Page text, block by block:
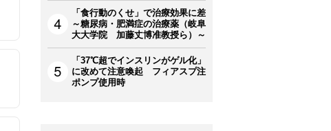
「食行動のくせ」で治療効果に差
～糖尿病・肥満症の治療薬（岐阜
大大学院 加藤丈博准教授ら）～
「37℃超でインスリンがゲル化」
に改めて注意喚起 フィアスプ注
ポンプ使用時